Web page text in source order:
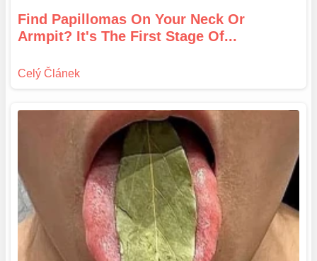
Find Papillomas On Your Neck Or
Armpit? It's The First Stage Of...